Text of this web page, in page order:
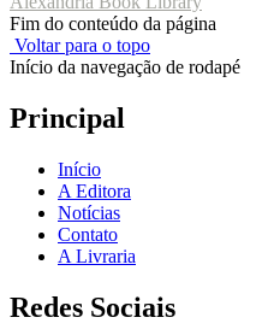
Fim do conteúdo da página
Voltar para o topo
Início da navegação de rodapé
Principal
Início
A Editora
Notícias
Contato
A Livraria
Redes Sociais